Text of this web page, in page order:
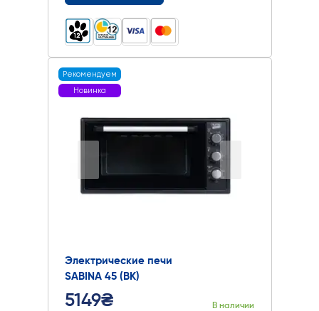
Рекомендуем
Новинка
Электрические печи
SABINA 45 (BK)
5149₴ В наличии